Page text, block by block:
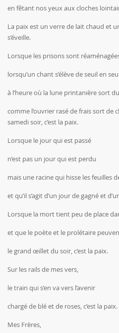
en fêtant nos yeux aux cloches
La paix est un verre de lait chaud et
s’éveille.
Lorsque les prisons sont
lorsqu’un chant s’élève de seuil en
à l’heure où la lune printanière sort
comme l’ouvrier rasé de frais sort de
samedi soir, c’est la paix.
Lorsque le jour qui est passé
n’est pas un jour qui est perdu
mais une racine qui hisse les feuilles
et qu’il s’agit d’un jour de gagné et
Lorsque la mort tient peu de place
et que le poète et le prolétaire
le grand œillet du soir, c’est la paix.
Sur les rails de mes vers,
le train qui s’en va vers l’avenir
chargé de blé et de roses, c’est la paix.
Mes Frères,